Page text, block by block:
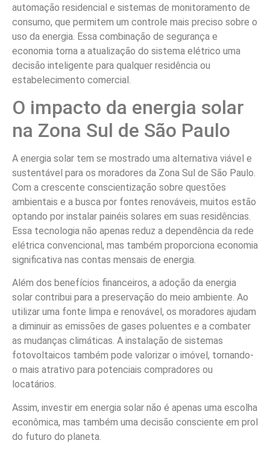
automação residencial e sistemas de monitoramento de
consumo, que permitem um controle mais preciso sobre o
uso da energia. Essa combinação de segurança e
economia torna a atualização do sistema elétrico uma
decisão inteligente para qualquer residência ou
estabelecimento comercial.
O impacto da energia solar
na Zona Sul de São Paulo
A energia solar tem se mostrado uma alternativa viável e
sustentável para os moradores da Zona Sul de São Paulo.
Com a crescente conscientização sobre questões
ambientais e a busca por fontes renováveis, muitos estão
optando por instalar painéis solares em suas residências.
Essa tecnologia não apenas reduz a dependência da rede
elétrica convencional, mas também proporciona economia
significativa nas contas mensais de energia.
Além dos benefícios financeiros, a adoção da energia
solar contribui para a preservação do meio ambiente. Ao
utilizar uma fonte limpa e renovável, os moradores ajudam
a diminuir as emissões de gases poluentes e a combater
as mudanças climáticas. A instalação de sistemas
fotovoltaicos também pode valorizar o imóvel, tornando-
o mais atrativo para potenciais compradores ou
locatários.
Assim, investir em energia solar não é apenas uma escolha
econômica, mas também uma decisão consciente em prol
do futuro do planeta.